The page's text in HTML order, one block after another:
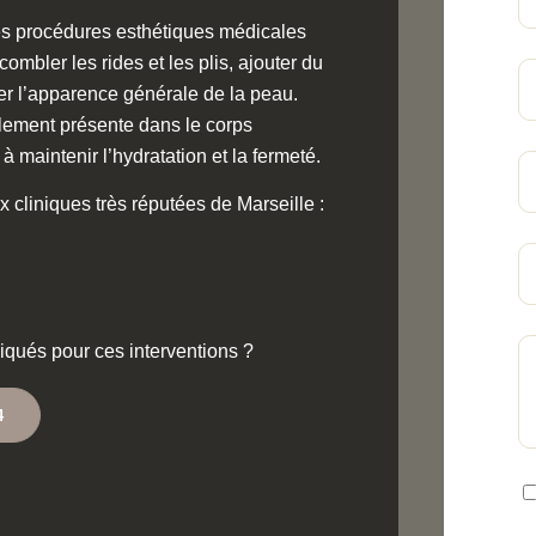
procédures esthétiques médicales
les rides et les plis, ajouter du
l’apparence générale de la peau.
présente dans le corps
maintenir l’hydratation et la fermeté.
cliniques très réputées de Marseille :
pour ces interventions ?